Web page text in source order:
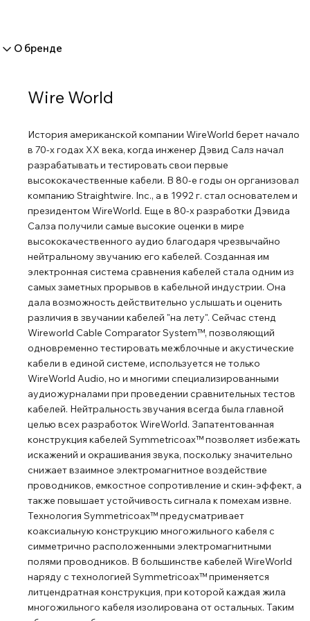
О бренде
Wire World
История американской компании WireWorld берет начало
в 70-х годах XX века, когда инженер Дэвид Салз начал
разрабатывать и тестировать свои первые
высококачественные кабели. В 80-е годы он организовал
компанию Straightwire. Inc., а в 1992 г. стал основателем и
президентом WireWorld. Еще в 80-х разработки Дэвида
Салза получили самые высокие оценки в мире
высококачественного аудио благодаря чрезвычайно
нейтральному звучанию его кабелей. Созданная им
электронная система сравнения кабелей стала одним из
самых заметных прорывов в кабельной индустрии. Она
дала возможность действительно услышать и оценить
различия в звучании кабелей "на лету". Сейчас стенд
Wireworld Cable Comparator System™, позволяющий
одновременно тестировать межблочные и акустические
кабели в единой системе, используется не только
WireWorld Audio, но и многими специализированными
аудиожурналами при проведении сравнительных тестов
кабелей. Нейтральность звучания всегда была главной
целью всех разработок WireWorld. Запатентованная
конструкция кабелей Symmetricoax™ позволяет избежать
искажений и окрашивания звука, поскольку значительно
снижает взаимное электромагнитное воздействие
проводников, емкостное сопротивление и скин-эффект, а
также повышает устойчивость сигнала к помехам извне.
Технология Symmetricoax™ предусматривает
коаксиальную конструкцию многожильного кабеля с
симметрично расположенными электромагнитными
полями проводников. В большинстве кабелей WireWorld
наряду с технологией Symmetricoax™ применяется
литцендратная конструкция, при которой каждая жила
многожильного кабеля изолирована от остальных. Таким